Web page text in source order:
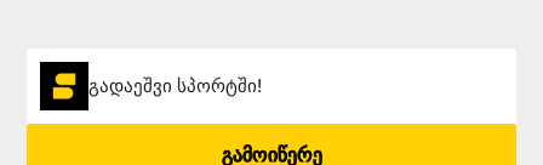
გადაეშვი სპორტში!
გამოიწერე